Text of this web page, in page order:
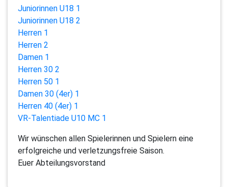
Juniorinnen U18 1
Juniorinnen U18 2
Herren 1
Herren 2
Damen 1
Herren 30 2
Herren 50 1
Damen 30 (4er) 1
Herren 40 (4er) 1
VR-Talentiade U10 MC 1
Wir wünschen allen Spielerinnen und Spielern eine
erfolgreiche und verletzungsfreie Saison.
Euer Abteilungsvorstand